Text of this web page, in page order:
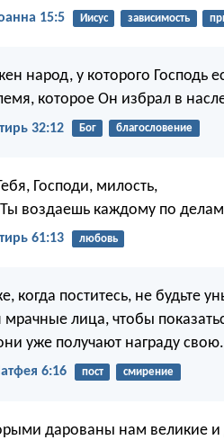
15:5 Иисус зависимость
народ, у которого Господь
которое Он избрал в
32:12 Бог благословение
Господи, милость,
воздаешь каждому по делам
61:13 любовь
когда поститесь, не
мрачные лица, чтобы
уже получают награду свою.
6:16 пост смирение
дарованы нам великие